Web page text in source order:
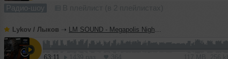
Радио-шоу
Lykov / Лыков ➝ LM SOUND - Megapolis Night 30.06.2026
63:11